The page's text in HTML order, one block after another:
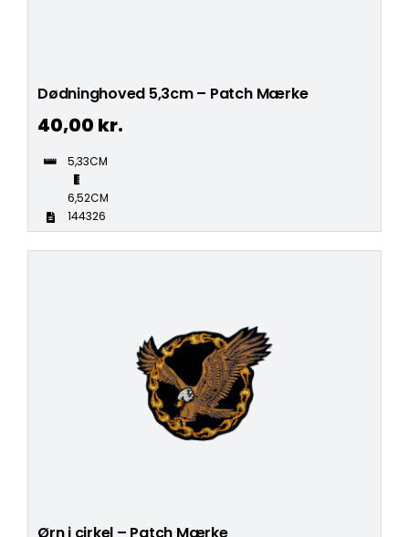
Dødninghoved 5,3cm – Patch Mærke
40,00 kr.
5,33CM
6,52CM
144326